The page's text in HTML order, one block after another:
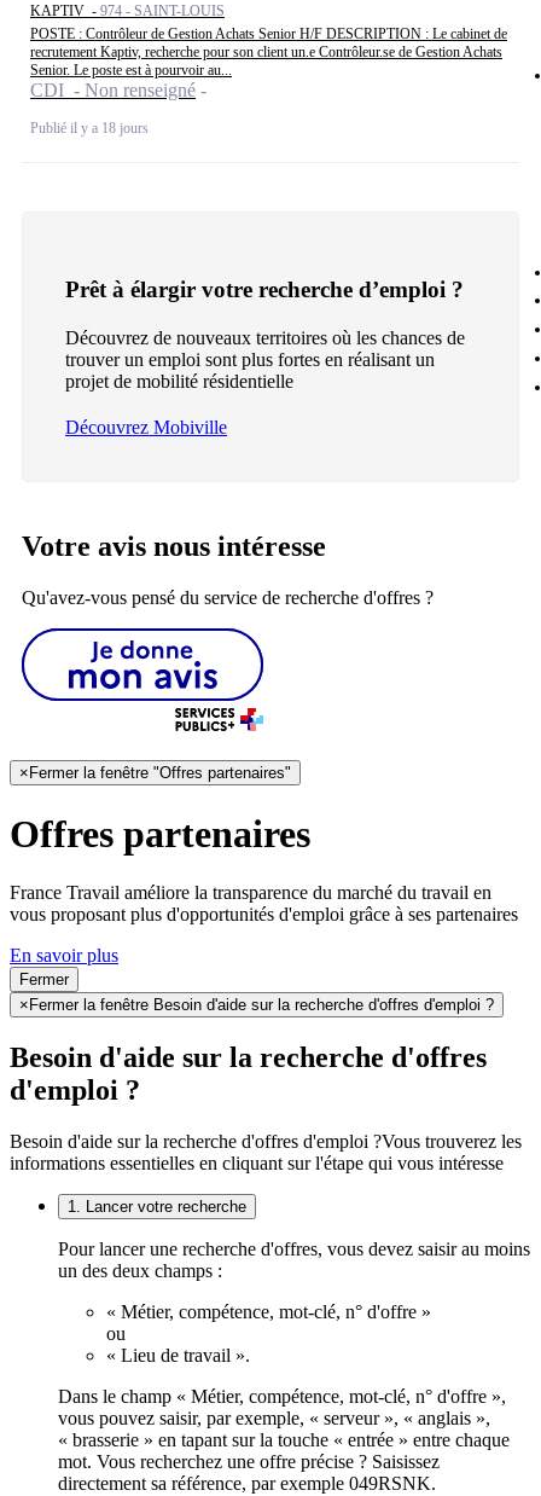
KAPTIV - 974 - SAINT-LOUIS
POSTE : Contrôleur de Gestion Achats Senior H/F DESCRIPTION : Le cabinet de
recrutement Kaptiv, recherche pour son client un.e Contrôleur.se de Gestion Achats
Senior. Le poste est à pourvoir au...
CDI - Non renseigné
Publié il y a 18 jours
Prêt à élargir votre recherche d’emploi ?
Découvrez de nouveaux territoires où les chances de
trouver un emploi sont plus fortes en réalisant un
projet de mobilité résidentielle
Découvrez Mobiville
Votre avis nous intéresse
Qu'avez-vous pensé du service de recherche d'offres ?
× Fermer la fenêtre "Offres partenaires"
Offres partenaires
France Travail améliore la transparence du marché du travail en
vous proposant plus d'opportunités d'emploi grâce à ses partenaires
En savoir plus
Fermer
× Fermer la fenêtre Besoin d'aide sur la recherche d'offres d'emploi ?
Besoin d'aide sur la recherche d'offres
d'emploi ?
Besoin d'aide sur la recherche d'offres d'emploi ?Vous trouverez les
informations essentielles en cliquant sur l'étape qui vous intéresse
1. Lancer votre recherche
Pour lancer une recherche d'offres, vous devez saisir au moins
un des deux champs :
« Métier, compétence, mot-clé, n° d'offre »
ou
« Lieu de travail ».
Dans le champ « Métier, compétence, mot-clé, n° d'offre »,
vous pouvez saisir, par exemple, « serveur », « anglais »,
« brasserie » en tapant sur la touche « entrée » entre chaque
mot. Vous recherchez une offre précise ? Saisissez
directement sa référence, par exemple 049RSNK.